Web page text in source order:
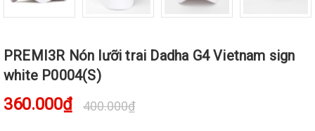
PREMI3R Nón lưỡi trai Dadha G4 Vietnam sign
white P0004(S)
360.000₫ 400.000₫